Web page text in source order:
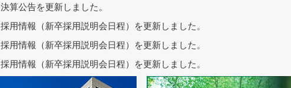
決算公告を更新しました。
採用情報（新卒採用説明会日程）を更新しました。
採用情報（新卒採用説明会日程）を更新しました。
採用情報（新卒採用説明会日程）を更新しました。